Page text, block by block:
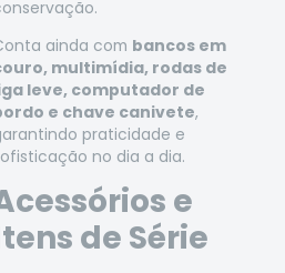
ainda com bancos em
multimídia, rodas de
leve, computador de
e chave canivete,
praticidade e
no dia a dia.
e
de Série